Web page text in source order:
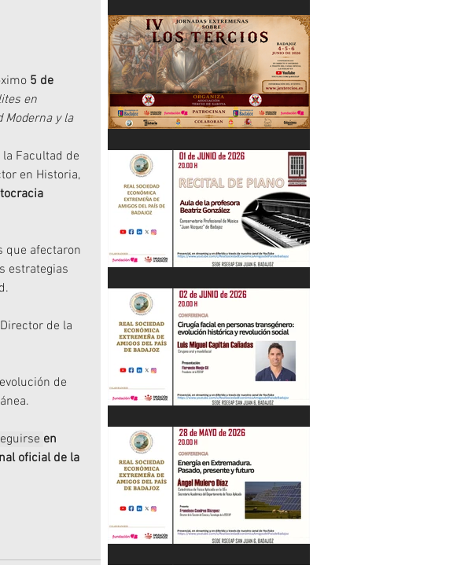
5 de
en
Moderna y la
Facultad de
en Historia,
que afectaron
estrategias
de la
de
en
oficial de la
"Pastores, rebaños y trashumancia.
Patrimonio cultural Inmaterial de
Extremadura" Alonso Rubio Muñoz.
10/06/26
IV Jornadas Extremeñas sobre Los
Recital de Piano. Aula de la profesora
Beatriz González. 01/06/26
"Cirugía facial en personas
transgénero: evolución histórica y..."
Luis M. Capitán. 02/06/26